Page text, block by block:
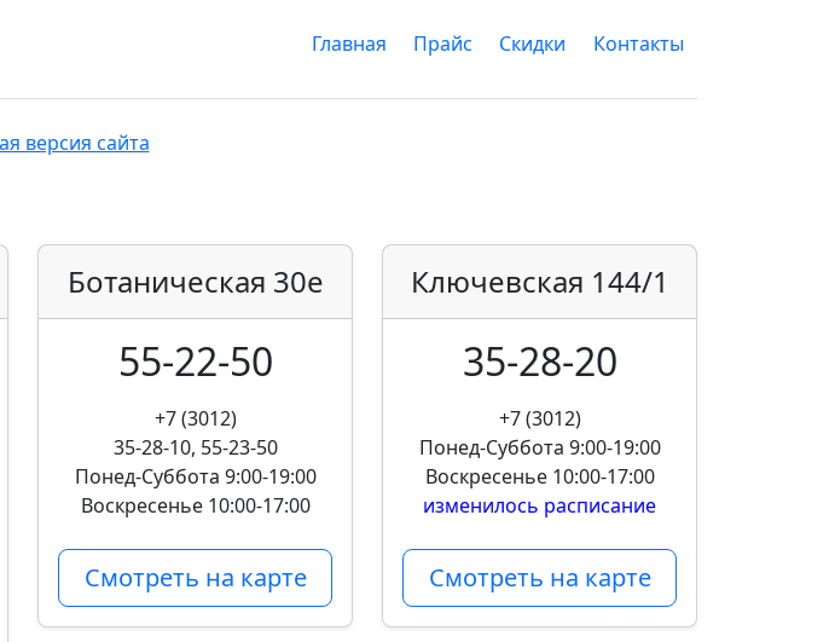
Главная Прайс Скидки Контакты
версия сайта
Ботаническая 30е
55-22-50
+7 (3012)
35-28-10, 55-23-50
Понед-Суббота 9:00-19:00
Воскресенье 10:00-17:00
Смотреть на карте
Ключевская 144/1
35-28-20
+7 (3012)
Понед-Суббота 9:00-19:00
Воскресенье 10:00-17:00
изменилось расписание
Смотреть на карте